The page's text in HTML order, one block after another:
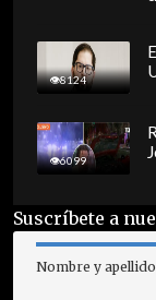
8124
6099
Suscríbete a
Nombre y apellido